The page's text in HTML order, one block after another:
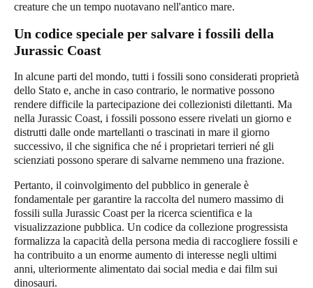
creature che un tempo nuotavano nell'antico mare.
Un codice speciale per salvare i fossili della
Jurassic Coast
In alcune parti del mondo, tutti i fossili sono considerati proprietà
dello Stato e, anche in caso contrario, le normative possono
rendere difficile la partecipazione dei collezionisti dilettanti. Ma
nella Jurassic Coast, i fossili possono essere rivelati un giorno e
distrutti dalle onde martellanti o trascinati in mare il giorno
successivo, il che significa che né i proprietari terrieri né gli
scienziati possono sperare di salvarne nemmeno una frazione.
Pertanto, il coinvolgimento del pubblico in generale è
fondamentale per garantire la raccolta del numero massimo di
fossili sulla Jurassic Coast per la ricerca scientifica e la
visualizzazione pubblica. Un codice da collezione progressista
formalizza la capacità della persona media di raccogliere fossili e
ha contribuito a un enorme aumento di interesse negli ultimi
anni, ulteriormente alimentato dai social media e dai film sui
dinosauri.